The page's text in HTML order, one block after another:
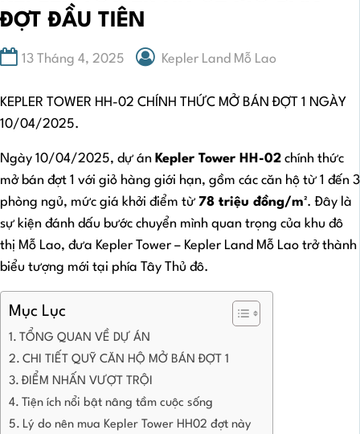
ĐỢT ĐẦU TIÊN
13 Tháng 4, 2025 Kepler Land Mỗ Lao
KEPLER TOWER HH-02 CHÍNH THỨC MỞ BÁN ĐỢT 1 NGÀY
10/04/2025.
Ngày 10/04/2025, dự án Kepler Tower HH-02 chính thức
mở bán đợt 1 với giỏ hàng giới hạn, gồm các căn hộ từ 1 đến 3
phòng ngủ, mức giá khởi điểm từ 78 triệu đồng/m². Đây là
sự kiện đánh dấu bước chuyển mình quan trọng của khu đô
thị Mỗ Lao, đưa Kepler Tower – Kepler Land Mỗ Lao trở thành
biểu tượng mới tại phía Tây Thủ đô.
Mục Lục
TỔNG QUAN VỀ DỰ ÁN
CHI TIẾT QUỸ CĂN HỘ MỞ BÁN ĐỢT 1
ĐIỂM NHẤN VƯỢT TRỘI
Tiện ích nổi bật nâng tầm cuộc sống
Lý do nên mua Kepler Tower HH02 đợt này